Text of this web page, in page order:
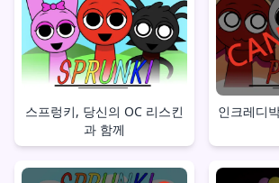
스프렁키, 당신의 OC 리스킨
과 함께
인크레디